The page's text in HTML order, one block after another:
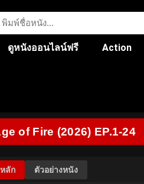
ดูหนังออนไลน์ฟรี Action
of Fire (2026) EP.1-24
ลัก ตัวอย่างหนัง